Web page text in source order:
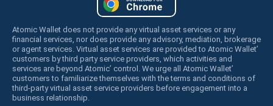
Atomic Wallet does not provide any virtual asset services or any
financial services, nor does provide any advisory, mediation, brokerage
or agent services. Virtual asset services are provided to Atomic Wallet’
customers by third party service providers, which activities and
services are beyond Atomic’ control. We urge all Atomic Wallet’
customers to familiarize themselves with the terms and conditions of
third-party virtual asset service providers before engagement into a
business relationship.